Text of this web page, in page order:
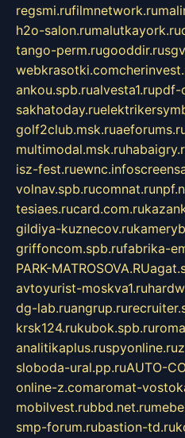
regsmi.rufilmnetwork.ru
h2o-salon.rumalutkayork.ru
tango-perm.rugooddir.ru
webkrasotki.com
ankou.spb.rualvesta1.rupdf-
sakhatoday.ru
golf2club.msk.ru
multimodal.msk.ru
isz-fest.ruewnc.info
volnav.spb.rucomnat.ru
tesiaes.rucard.com.ru
gildiya-kuznecov.ru
griffoncom.spb.rufabrika-
PARK-MATROSOVA.RU
avtoyurist-moskva1.ru
dg-lab.ruangrup.ru
krsk124.rukubok.spb.ru
analitikaplus.ruspyonline.ru
sloboda-ural.pp.ruAUTO-
online-z.comaromat-
mobilvest.rubbd.net.ru
smp-forum.rubastion-td.ru